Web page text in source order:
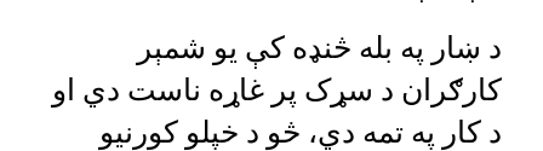
د ښار په بله څنډه کې یو شمېر
کارګران د سړک پر غاړه ناست دي او
د کار په تمه دي، څو د خپلو کورنیو